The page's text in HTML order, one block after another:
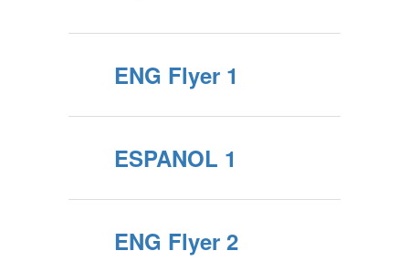
ENG Flyer 1
ESPANOL 1
ENG Flyer 2